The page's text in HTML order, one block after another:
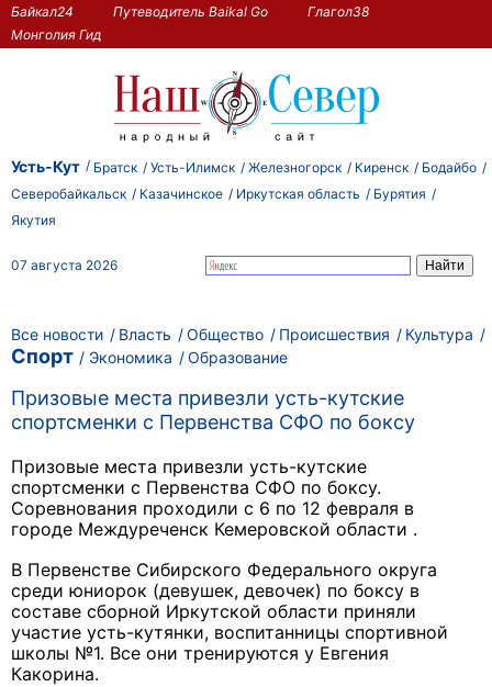
Байкал24 Путеводитель Baikal Go
Глагол38
Монголия Гид
Усть-Кут Братск Усть-Илимск Железногорск Киренск
Бодайбо
Северобайкальск
Казачинское Иркутская область
Бурятия
Якутия
07 августа 2026
Все новости Власть Общество Происшествия Культура
Спорт Экономика Образование
Призовые места привезли усть-кутские
спортсменки с Первенства СФО по боксу
Призовые места привезли усть-кутские
спортсменки с Первенства СФО по боксу.
Соревнования проходили с 6 по 12 февраля в
городе Междуреченск Кемеровской области .
В Первенстве Сибирского Федерального округа
среди юниорок (девушек, девочек) по боксу в
составе сборной Иркутской области приняли
участие усть-кутянки, воспитанницы спортивной
школы №1. Все они тренируются у Евгения
Какорина.